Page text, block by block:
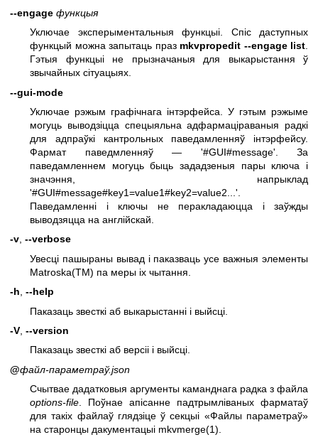
--engage функцыя
Уключае эксперыментальныя функцыі. Спіс даступных
функцый можна запытаць праз mkvpropedit --engage list.
Гэтыя функцыі не прызначаныя для выкарыстання ў
звычайных сітуацыях.
--gui-mode
Уключае рэжым графічнага інтэрфейса. У гэтым рэжыме
могуць выводзіцца спецыяльна адфармаціраваныя радкі
для адпраўкі кантрольных паведамленняў інтэрфейсу.
Фармат паведмленняў — '#GUI#message'. За
паведамленнем могуць быць зададзеныя пары ключа і
значэння, напрыклад
'#GUI#message#key1=value1#key2=value2...'.
Паведамленні і ключы не перакладаюцца і заўжды
выводзяцца на англійскай.
-v, --verbose
Увесці пашыраны вывад і паказваць усе важныя элементы
Matroska(TM) па меры іх чытання.
-h, --help
Паказаць звесткі аб выкарыстанні і выйсці.
-V --version
Паказаць звесткі аб версіі і выйсці.
@файл-параметраў.json
Счытвае дадатковыя аргументы каманднага радка з файла
options-file . Поўнае апісанне падтрымліваных фарматаў
для такіх файлаў глядзіце ў секцыі «Файлы параметраў»
на старонцы дакументацыі mkvmerge(1)